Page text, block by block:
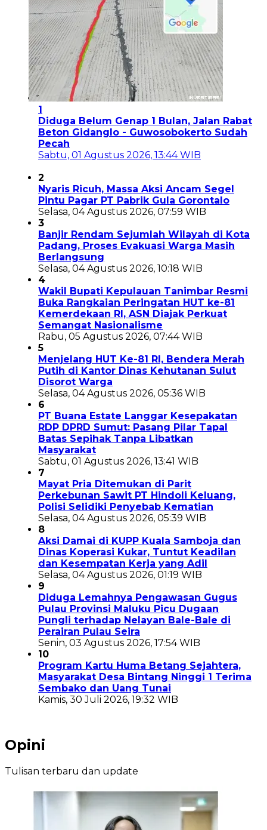
1
Diduga Belum Genap 1 Bulan, Jalan Rabat
Beton Gidanglo - Guwosobokerto Sudah
Pecah
Sabtu, 01 Agustus 2026, 13:44 WIB
2
Nyaris Ricuh, Massa Aksi Ancam Segel
Pintu Pagar PT Pabrik Gula Gorontalo
Selasa, 04 Agustus 2026, 07:59 WIB
3
Banjir Rendam Sejumlah Wilayah di Kota
Padang, Proses Evakuasi Warga Masih
Berlangsung
Selasa, 04 Agustus 2026, 10:18 WIB
4
Wakil Bupati Kepulauan Tanimbar Resmi
Buka Rangkaian Peringatan HUT ke-81
Kemerdekaan RI, ASN Diajak Perkuat
Semangat Nasionalisme
Rabu, 05 Agustus 2026, 07:44 WIB
5
Menjelang HUT Ke-81 RI, Bendera Merah
Putih di Kantor Dinas Kehutanan Sulut
Disorot Warga
Selasa, 04 Agustus 2026, 05:36 WIB
6
PT Buana Estate Langgar Kesepakatan
RDP DPRD Sumut: Pasang Pilar Tapal
Batas Sepihak Tanpa Libatkan
Masyarakat
Sabtu, 01 Agustus 2026, 13:41 WIB
7
Mayat Pria Ditemukan di Parit
Perkebunan Sawit PT Hindoli Keluang,
Polisi Selidiki Penyebab Kematian
Selasa, 04 Agustus 2026, 05:39 WIB
8
Aksi Damai di KUPP Kuala Samboja dan
Dinas Koperasi Kukar, Tuntut Keadilan
dan Kesempatan Kerja yang Adil
Selasa, 04 Agustus 2026, 01:19 WIB
9
Diduga Lemahnya Pengawasan Gugus
Pulau Provinsi Maluku Picu Dugaan
Pungli terhadap Nelayan Bale-Bale di
Perairan Pulau Seira
Senin, 03 Agustus 2026, 17:54 WIB
10
Program Kartu Huma Betang Sejahtera,
Masyarakat Desa Bintang Ninggi 1 Terima
Sembako dan Uang Tunai
Kamis, 30 Juli 2026, 19:32 WIB
Opini
Tulisan terbaru dan update